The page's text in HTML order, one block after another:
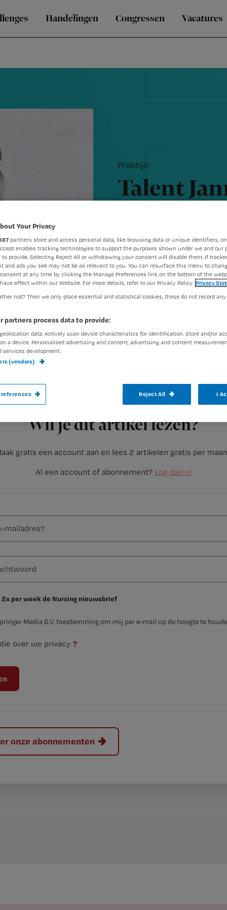
Handelingen Congressen Vacatures
Praktijk
Talent
extra
Auteur:Redactie Nursing11
Registreren
Wil je dit artikel lezen?
gratis een account aan en lees 2 artikelen gratis per
Al een account of abonnement? Log dan in
2x per week de Nursing nieuwsbrief
Media B.V. toestemming om mij per e-mail op de hoogte te
over uw privacy ?
onze abonnementen
Janneke van Aalst (39) is
informatie van bijscholingen en
Your Privacy
partners store and access personal data, like browsing data or unique identifiers,
enables tracking technologies to support the purposes shown under we and our
to provide. Selecting Reject All or withdrawing your consent will disable them. If
and ads you see may not be as relevant to you. You can resurface this menu to
at any time by clicking the Manage Preferences link on the bottom of the
effect within our Website. For more details, refer to our Privacy Policy. Privacy
not? Then we only place essential and statistical cookies, these do not record
partners process data to provide:
data. Actively scan device characteristics for identification. Store and/or
a device. Personalised advertising and content, advertising and content
services development.
(vendors)
Reject All I